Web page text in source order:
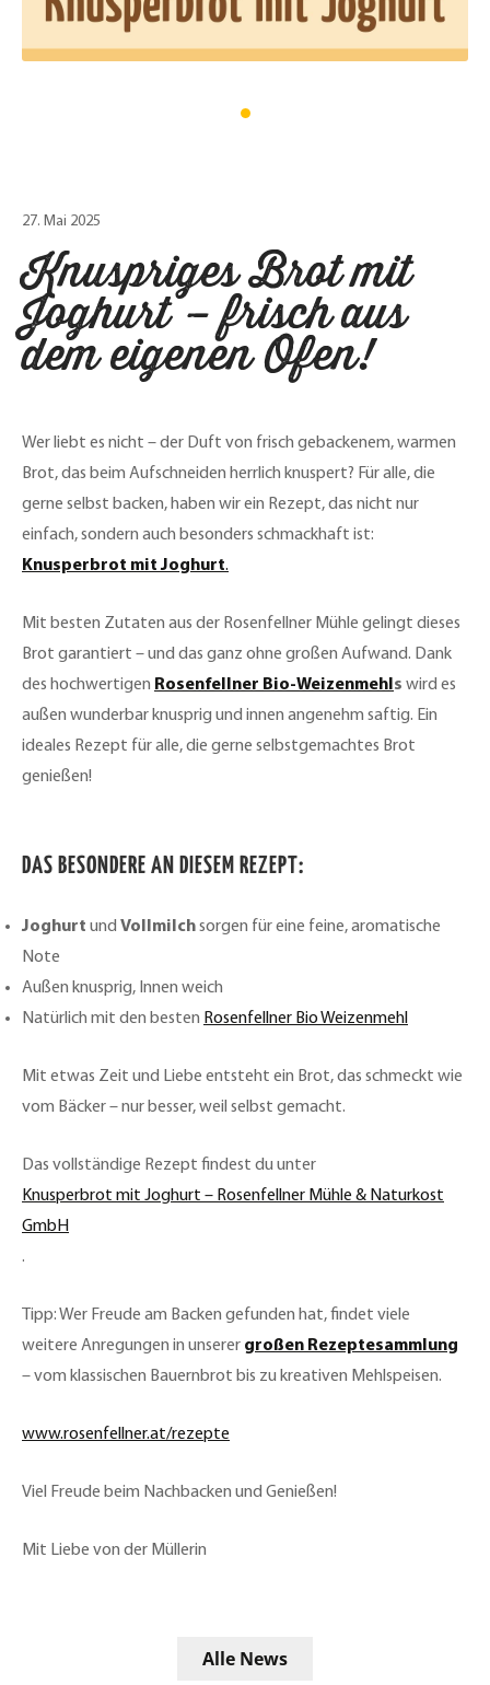
27. Mai 2025
Knuspriges Brot mit
Joghurt – frisch aus
dem eigenen Ofen!
Wer liebt es nicht – der Duft von frisch gebackenem, warmen
Brot, das beim Aufschneiden herrlich knuspert? Für alle, die
gerne selbst backen, haben wir ein Rezept, das nicht nur
einfach, sondern auch besonders schmackhaft ist:
Knusperbrot mit Joghurt.
Mit besten Zutaten aus der Rosenfellner Mühle gelingt dieses
Brot garantiert – und das ganz ohne großen Aufwand. Dank
des hochwertigen Rosenfellner Bio-Weizenmehl s wird es
außen wunderbar knusprig und innen angenehm saftig. Ein
ideales Rezept für alle, die gerne selbstgemachtes Brot
genießen!
DAS BESONDERE AN DIESEM REZEPT:
Joghurt und Vollmilchsorgen für eine feine, aromatische
Note
Außen knusprig, Innen weich
Natürlich mit den besten Rosenfellner Bio Weizenmehl
Mit etwas Zeit und Liebe entsteht ein Brot, das schmeckt wie
vom Bäcker – nur besser, weil selbst gemacht.
Das vollständige Rezept findest du unter
Knusperbrot mit Joghurt – Rosenfellner Mühle & Naturkost
GmbH
.
Tipp: Wer Freude am Backen gefunden hat, findet viele
weitere Anregungen in unserer großen Rezeptesammlung
– vom klassischen Bauernbrot bis zu kreativen Mehlspeisen.
www.rosenfellner.at/rezepte
Viel Freude beim Nachbacken und Genießen!
Mit Liebe von der Müllerin
Alle News